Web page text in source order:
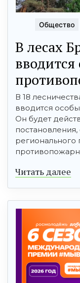
Общество
В лесах
В 18
вводится
Он будет
регионального
Читать далее